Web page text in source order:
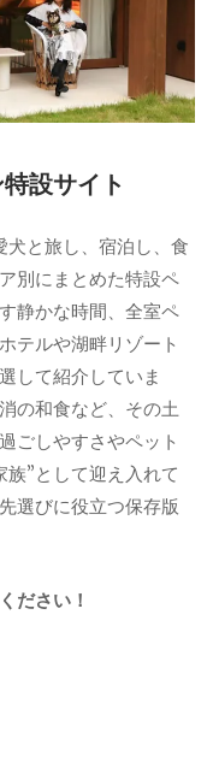
設サイト
と旅し、宿泊し、食
別にまとめた特設ペ
静かな時間、全室ペ
テルや湖畔リゾート
して紹介していま
の和食など、その土
ごしやすさやペット
”として迎え入れて
選びに役立つ保存版
ださい！